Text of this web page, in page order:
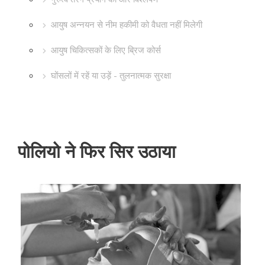
आयुष अन्नयन से नीम हकीमी को वैधता नहीं मिलेगी
आयुष चिकित्सकों के लिए ब्रिज कोर्स
घोंसलों में रहें या उड़ें - तुलनात्मक सुरक्षा
पोलियो ने फिर सिर उठाया